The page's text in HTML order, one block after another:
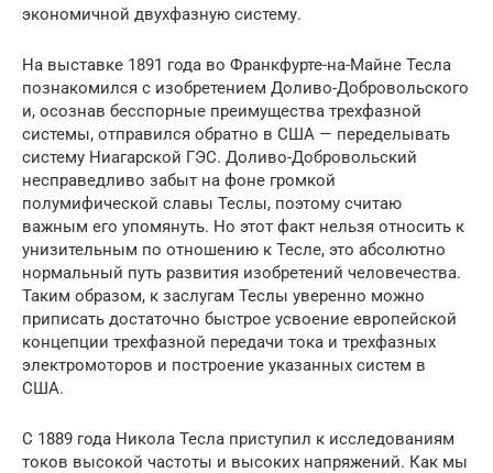
экономичной двухфазную систему.
На выставке 1891 года во Франкфурте-на-Майне Тесла
познакомился с изобретением Доливо-Добровольского
и, осознав бесспорные преимущества трехфазной
системы, отправился обратно в США — переделывать
систему Ниагарской ГЭС. Доливо-Добровольский
несправедливо забыт на фоне громкой
полумифической славы Теслы, поэтому считаю
важным его упомянуть. Но этот факт нельзя относить к
унизительным по отношению к Тесле, это абсолютно
нормальный путь развития изобретений человечества.
Таким образом, к заслугам Теслы уверенно можно
приписать достаточно быстрое усвоение европейской
концепции трехфазной передачи тока и трехфазных
электромоторов и построение указанных систем в
США.
С 1889 года Никола Тесла приступил к исследованиям
токов высокой частоты и высоких напряжений. Как мы